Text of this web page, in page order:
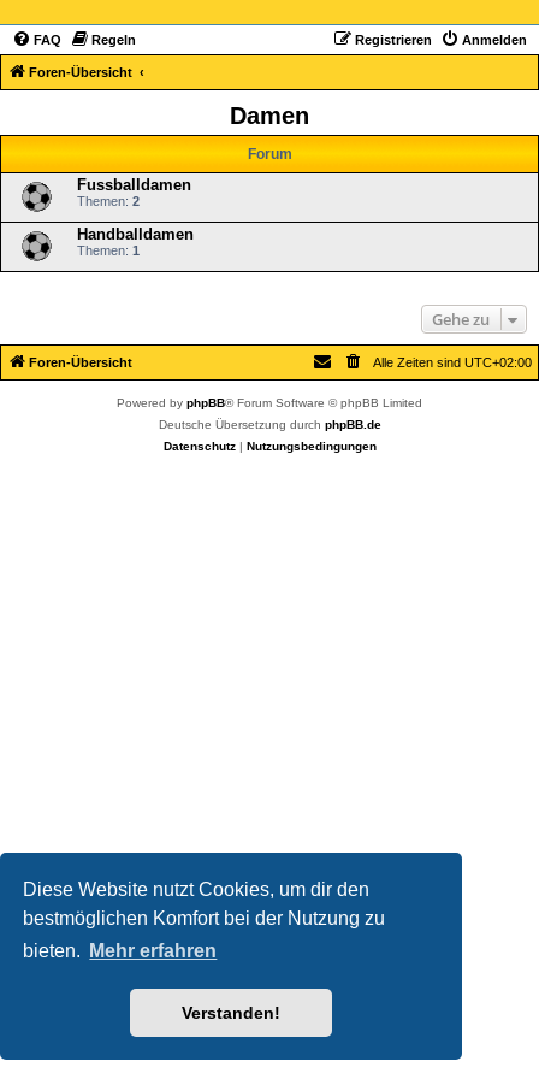
Diese Website nutzt Cookies, um dir den
bestmöglichen Komfort bei der Nutzung zu
bieten.
Mehr erfahren
Verstanden!
FAQ Regeln Anmelden
Registrieren
Foren-Übersicht
Damen
Forum
Fussballdamen
Themen: 2
Handballdamen
Themen: 1
Gehe zu
Foren-Übersicht Alle Zeiten sind UTC+02:00
Powered by phpBB® Forum Software © phpBB Limited
Deutsche Übersetzung durch phpBB.de
Datenschutz| Nutzungsbedingungen